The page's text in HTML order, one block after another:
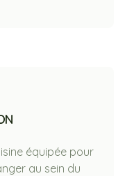
équipée pour
au sein du